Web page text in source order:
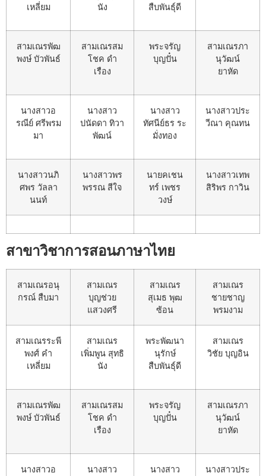
เหลี่ยม
นัง
สืบพันธุ์ดี
สามเณรพัฒ
พงษ์ บัวพันธ์
สามเณรสม
โชค ดำ
เรือง
พระจรัญ
บุญปั๋น
สามเณรภา
นุวัฒน์
ยาหัด
นางสาวอ
รณีย์ ศรีพรม
มา
นางสาว
ปนัดดา ทิวา
พัฒน์
นางสาว
ทัศนีย์ธร ระ
มั่งทอง
นางสาวประ
วีณา คุณทน
นางสาวนภิ
ศพร วัลลา
นนท์
นางสาวพร
พรรณ สีใจ
นายคเชน
ทร์ เพชร
วงษ์
นางสาวเทพ
สิริพร กาวิน
สาขาวิชาการสอนภาษาไทย
สามเณรอนุ
กรณ์ สืบมา
สามเณร
บุญช่วย
แสวงศรี
สามเณร
สุเมธ พุฒ
ซ้อน
สามเณร
ชายชาญ
พรมงาม
สามเณรระพี
พงศ์ คำ
เหลี่ยม
สามเณร
เพิ่มพูน สุทธิ
นัง
พระพัฒนา
นุรักษ์
สืบพันธุ์ดี
สามเณร
วิชัย บุญอิน
สามเณรพัฒ
พงษ์ บัวพันธ์
สามเณรสม
โชค ดำ
เรือง
พระจรัญ
บุญปั๋น
สามเณรภา
นุวัฒน์
ยาหัด
นางสาวอ
นางสาว
นางสาว
นางสาวประ